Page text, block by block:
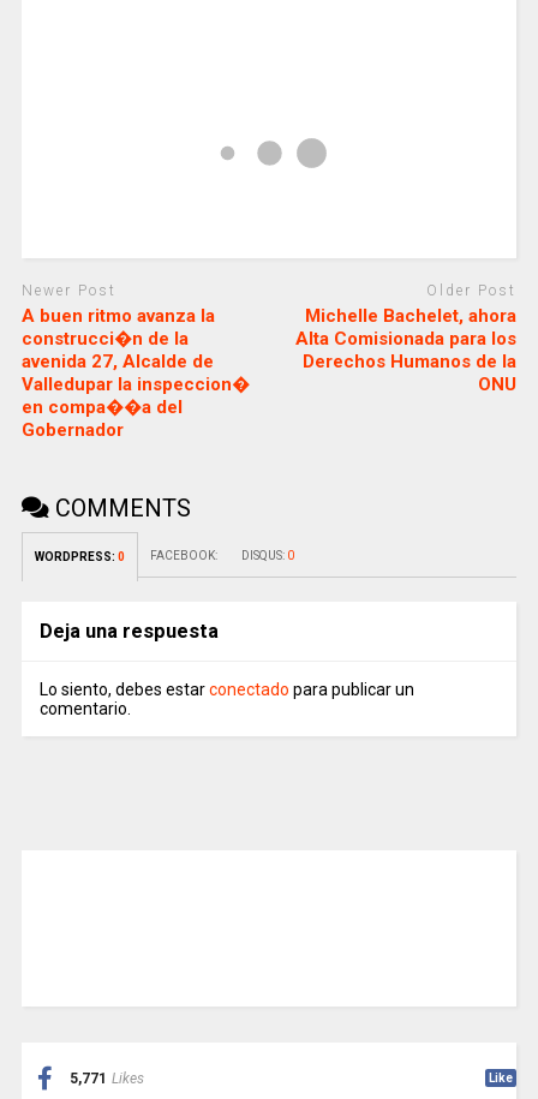
Newer Post
A buen ritmo avanza la
construcci�n de la
avenida 27, Alcalde de
Valledupar la inspeccion�
en compa��a del
Gobernador
Older Post
Michelle Bachelet, ahora
Alta Comisionada para los
Derechos Humanos de la
ONU
COMMENTS
WORDPRESS: 0 FACEBOOK: DISQUS: 0
Deja una respuesta
Lo siento, debes estarconectado para publicar un
comentario.
5,771 Likes Like